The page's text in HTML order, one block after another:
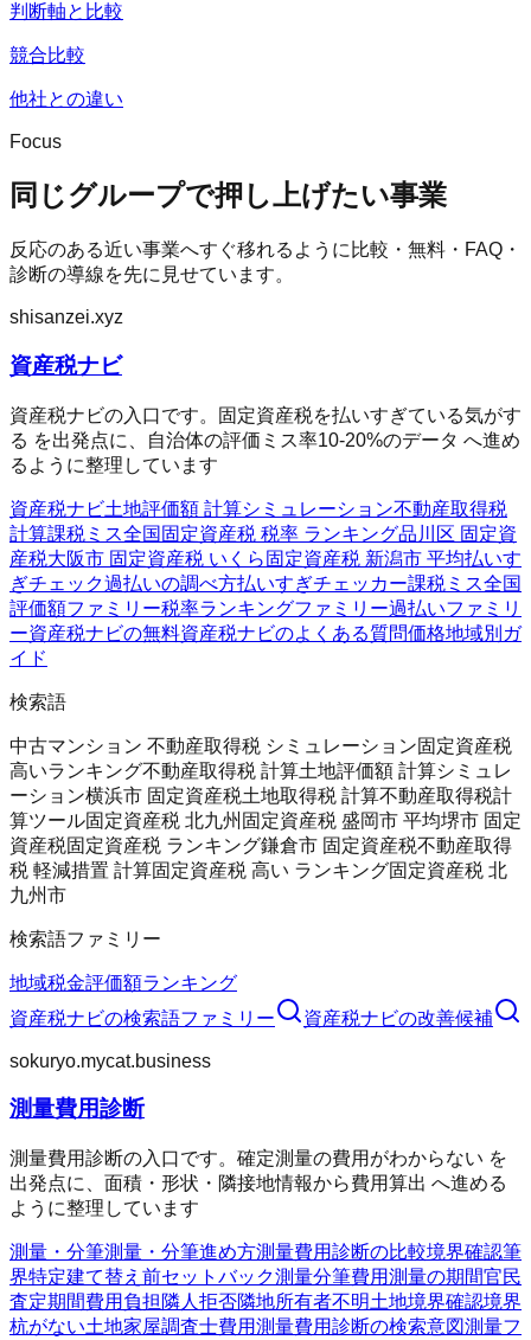
判断軸と比較
競合比較
他社との違い
Focus
同じグループで押し上げたい事業
反応のある近い事業へすぐ移れるように比較・無料・FAQ・
診断の導線を先に見せています。
shisanzei.xyz
資産税ナビ
資産税ナビの入口です。固定資産税を払いすぎている気がす
る を出発点に、自治体の評価ミス率10-20%のデータ へ進め
るように整理しています
資産税ナビ土地評価額 計算シミュレーション不動産取得税
計算課税ミス全国 固定資産税 税率 ランキング品川区 固定資
産税大阪市 固定資産税 いくら 固定資産税 新潟市 平均払いす
ぎチェック過払いの調べ方払いすぎチェッカー課税ミス全国
評価額ファミリー税率ランキングファミリー過払いファミリ
ー資産税ナビの無料資産税ナビのよくある質問価格地域別ガ
イド
検索語
中古マンション 不動産取得税 シミュレーション固定資産税
高いランキング不動産取得税 計算土地評価額 計算シミュレ
ーション横浜市 固定資産税土地取得税 計算不動産取得税計
算ツール固定資産税 北九州 固定資産税 盛岡市 平均堺市 固定
資産税固定資産税 ランキング鎌倉市 固定資産税不動産取得
税 軽減措置 計算固定資産税 高い ランキング固定資産税 北
九州市
検索語ファミリー
地域税金評価額ランキング
資産税ナビの検索語ファミリー 資産税ナビの改善候補
sokuryo.mycat.business
測量費用診断
測量費用診断の入口です。確定測量の費用がわからない を
出発点に、面積・形状・隣接地情報から費用算出 へ進める
ように整理しています
測量・分筆測量・分筆進め方測量費用診断の比較境界確認筆
界特定建て替え前セットバック測量分筆費用測量の期間官民
査定期間費用負担 隣人拒否隣地所有者不明土地境界確認境界
杭がない土地家屋調査士費用測量費用診断の検索意図測量フ